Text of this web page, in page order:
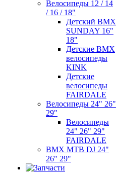
Велосипеды 12 / 14
/ 16 / 18"
Детский BMX
SUNDAY 16"
18"
Детские BMX
велосипеды
KINK
Детские
велосипеды
FAIRDALE
Велосипеды 24" 26"
29"
Велосипеды
24" 26" 29"
FAIRDALE
BMX MTB DJ 24"
26" 29"